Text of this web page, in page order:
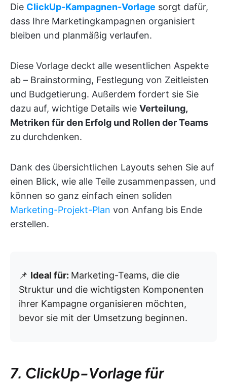
Die ClickUp-Kampagnen-Vorlage sorgt dafür,
dass Ihre Marketingkampagnen organisiert
bleiben und planmäßig verlaufen.
Diese Vorlage deckt alle wesentlichen Aspekte
ab – Brainstorming, Festlegung von Zeitleisten
und Budgetierung. Außerdem fordert sie Sie
dazu auf, wichtige Details wie Verteilung,
Metriken für den Erfolg und Rollen der Teams
zu durchdenken.
Dank des übersichtlichen Layouts sehen Sie auf
einen Blick, wie alle Teile zusammenpassen, und
können so ganz einfach einen soliden
Marketing-Projekt-Plan von Anfang bis Ende
erstellen.
📌 Ideal für: Marketing-Teams, die die
Struktur und die wichtigsten Komponenten
ihrer Kampagne organisieren möchten,
bevor sie mit der Umsetzung beginnen.
7. ClickUp-Vorlage für